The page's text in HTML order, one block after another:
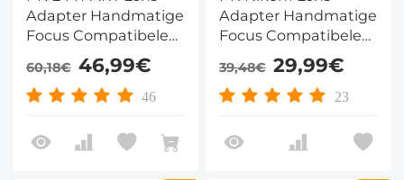
Adapter Handmatige
Focus Compatibele
Pentax K Serie en AF
Serie DSLR Lenzen
voor Sony E Camera
60,18€ 46,99€
46
Adapter Handmatige
Focus Compatibele
Pentax K Lenzen voor
Nikon 1 Camera
Lichaam
39,48€ 29,99€
23